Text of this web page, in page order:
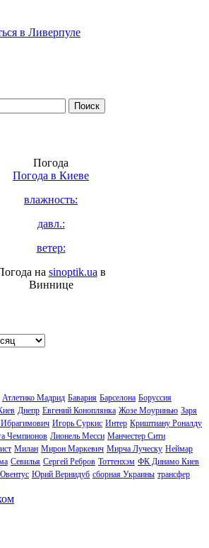
в Ливерпуле
Погода
Погода в Киеве
влажность:
давл.:
ветер:
на sinoptik.ua в
Виннице
Атлетико Мадрид Бавария Барселона Боруссия
Днепр Евгений Коноплянка Жозе Моуринью Заря
Ибрагимович Игорь Суркис Интер Криштиану Роналду
Чемпионов Лионель Месси Манчестер Сити
Милан Мирон Маркевич Мирча Луческу Неймар
Севилья Сергей Ребров Тоттенхэм ФК Динамо Киев
Юрий Вернидуб сборная Украины трансфер